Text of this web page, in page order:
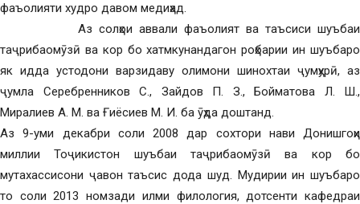
фаъолияти худро давом медиҳад.
Аз солҳои аввали фаъолият ва таъсиси шуъбаи
таҷрибаомӯзӣ ва кор бо хатмкунандагон роҳбарии ин шуъбаро
як идда устодони варзидаву олимони шинохтаи ҷумҳурӣ, аз
ҷумла Серебренников С., Зайдов П. З., Бойматова Л. Ш.,
Миралиев А. М. ва Ғиёсиев М. И. ба ӯҳда доштанд.
Аз 9-уми декабри соли 2008 дар сохтори нави Донишгоҳи
миллии Тоҷикистон шуъбаи таҷрибаомӯзӣ ва кор бо
мутахассисони ҷавон таъсис дода шуд. Мудирии ин шуъбаро
то соли 2013 номзади илми филология, дотсенти кафедраи